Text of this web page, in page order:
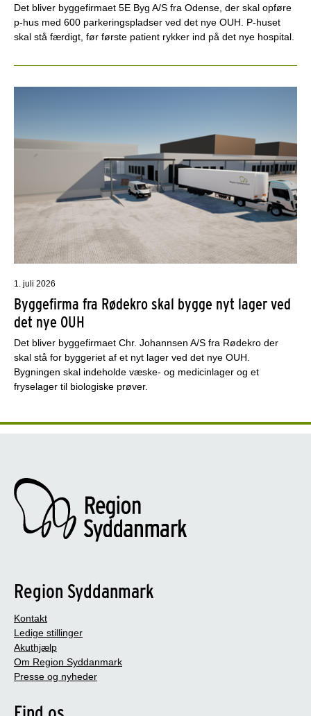
Det bliver byggefirmaet 5E Byg A/S fra Odense, der skal opføre
p-hus med 600 parkeringspladser ved det nye OUH. P-huset
skal stå færdigt, før første patient rykker ind på det nye hospital.
1. juli 2026
Byggefirma fra Rødekro skal bygge nyt lager ved
det nye OUH
Det bliver byggefirmaet Chr. Johannsen A/S fra Rødekro der
skal stå for byggeriet af et nyt lager ved det nye OUH.
Bygningen skal indeholde væske- og medicinlager og et
fryselager til biologiske prøver.
Region Syddanmark
Kontakt
Ledige stillinger
Akuthjælp
Om Region Syddanmark
Presse og nyheder